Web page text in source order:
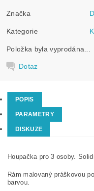
Značka
Kategorie
Položka byla vyprodána...
Dotaz
POPIS
PARAMETRY
DISKUZE
Houpačka pro 3 osoby.
Rám malovaný práškovou
barvou.